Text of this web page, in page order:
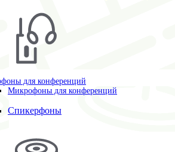
для конференций
Микрофоны для конференций
Спикерфоны